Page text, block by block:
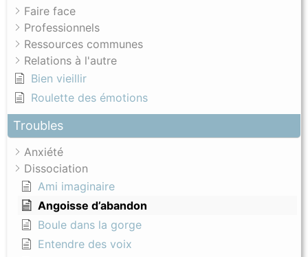
Faire face
Professionnels
Ressources communes
Relations à l'autre
Bien vieillir
Roulette des émotions
Troubles
Anxiété
Dissociation
Ami imaginaire
Angoisse d’abandon
Boule dans la gorge
Entendre des voix